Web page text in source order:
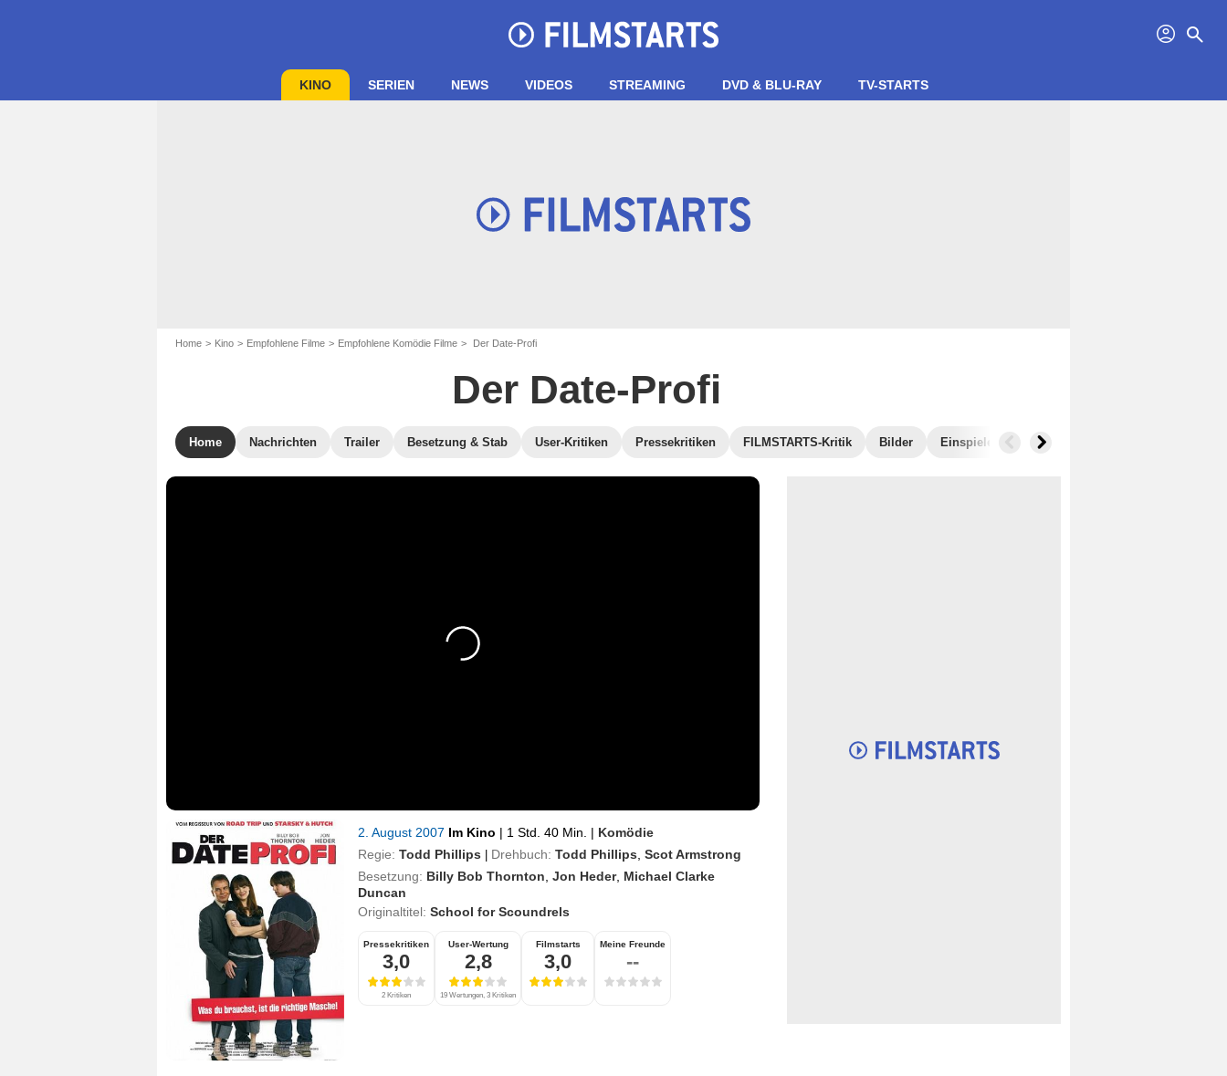
profil search
KINO SERIEN NEWS VIDEOS STREAMING DVD & BLU-RAY TV-STARTS
Home Kino Empfohlene Filme Empfohlene Komödie Filme Der Date-Profi
Der Date-Profi
Home Nachrichten Trailer Besetzung & Stab User-Kritiken Pressekritiken FILMSTARTS-Kritik Bilder Einspielergebnis
2. August 2007 Im Kino | 1 Std. 40 Min. | Komödie
Regie: Todd Phillips | Drehbuch: Todd Phillips Scot Armstrong
Besetzung: Billy Bob Thornton Jon Heder, Michael Clarke
Duncan
Originaltitel: School for Scoundrels
Pressekritiken
3,0
2 Kritiken
User-Wertung
2,8
19 Wertungen, 3 Kritiken
Filmstarts
3,0
Meine Freunde
--